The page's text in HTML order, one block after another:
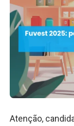
Atenção,